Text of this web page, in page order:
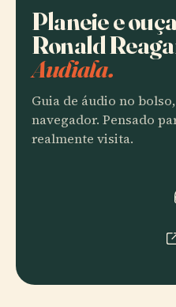
Planeie e
Ronald
Audiala.
Guia de áudio no
navegador. Pensado
realmente visita.